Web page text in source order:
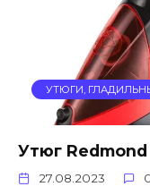
УТЮГИ,
Утюг Redmond
27.08.2023